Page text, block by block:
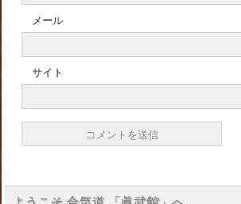
メール
サイト